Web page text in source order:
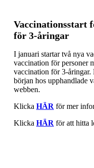
Vaccinationsstart
för 3-åringar
I januari startar två nya
vaccination för personer
vaccination för 3-åringar.
början hos upphandlade
webben.
Klicka HÄR för mer
Klicka HÄR för att hitta